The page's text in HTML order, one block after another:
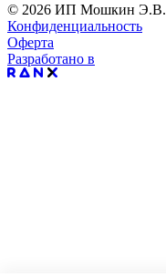
© 2026 ИП Мошкин Э.В.
Конфиденциальность
Оферта
Разработано в